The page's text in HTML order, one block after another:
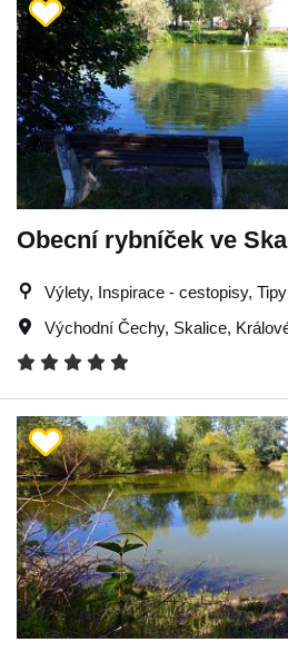
Obecní rybníček ve
Výlety, Inspirace - cestopisy,
Východní Čechy, Skalice,